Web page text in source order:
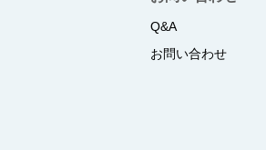
Q&A
お問い合わせ